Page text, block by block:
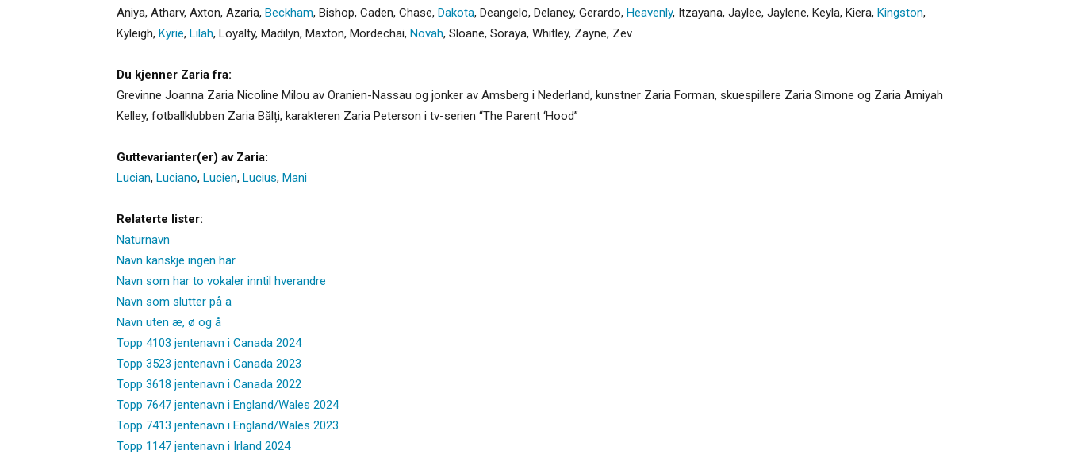
Aniya, Atharv, Axton, Azaria, Beckham, Bishop, Caden, Chase, Dakota, Deangelo, Delaney, Gerardo, Heavenly, Itzayana, Jaylee, Jaylene, Keyla, Kiera, Kingston,
Kyleigh, Kyrie, Lilah, Loyalty, Madilyn, Maxton, Mordechai, Novah, Sloane, Soraya, Whitley, Zayne, Zev
Du kjenner Zaria fra:
Grevinne Joanna Zaria Nicoline Milou av Oranien-Nassau og jonker av Amsberg i Nederland, kunstner Zaria Forman, skuespillere Zaria Simone og Zaria Amiyah
Kelley, fotballklubben Zaria Bălți, karakteren Zaria Peterson i tv-serien “The Parent ‘Hood”
Guttevarianter(er) av Zaria:
Lucian, Luciano, Lucien, Lucius, Mani
Relaterte lister:
Naturnavn
Navn kanskje ingen har
Navn som har to vokaler inntil hverandre
Navn som slutter på a
Navn uten æ, ø og å
Topp 4103 jentenavn i Canada 2024
Topp 3523 jentenavn i Canada 2023
Topp 3618 jentenavn i Canada 2022
Topp 7647 jentenavn i England/Wales 2024
Topp 7413 jentenavn i England/Wales 2023
Topp 1147 jentenavn i Irland 2024